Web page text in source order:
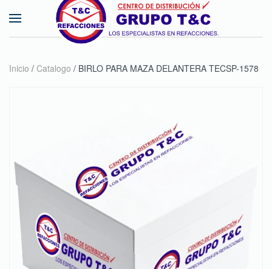
Skip to main content
Inicio / Catalogo / BIRLO PARA MAZA DELANTERA TECSP-1578